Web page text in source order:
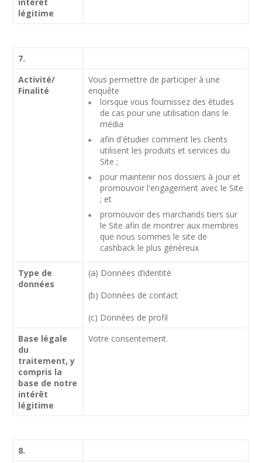
intérêt
légitime
7.
Activité/
Finalité
Vous permettre de participer à une
enquête
lorsque vous fournissez des études
de cas pour une utilisation dans le
média
afin d'étudier comment les clients
utilisent les produits et services du
Site ;
pour maintenir nos dossiers à jour et
promouvoir l'engagement avec le Site
; et
promouvoir des marchands tiers sur
le Site afin de montrer aux membres
que nous sommes le site de
cashback le plus généreux
Type de
données
(a) Données d’identité
(b) Données de contact
(c) Données de profil
Base légale
du
traitement, y
compris la
base de notre
intérêt
légitime
Votre consentement.
8.